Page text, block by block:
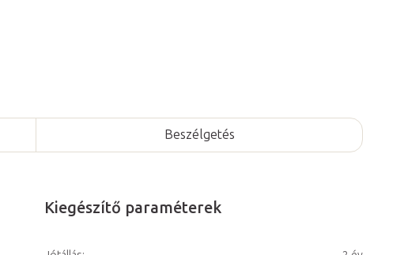
Beszélgetés
Kiegészítő paraméterek